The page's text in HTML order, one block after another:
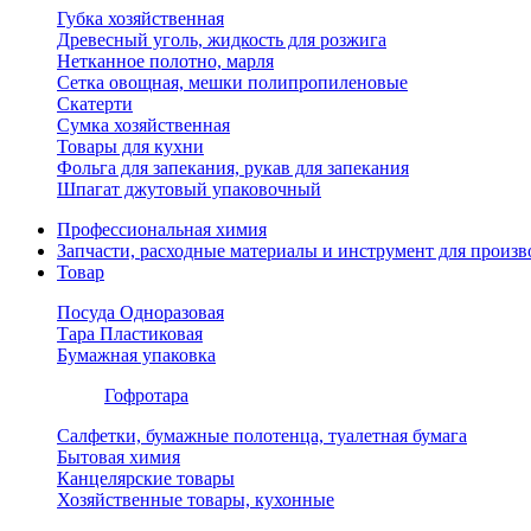
Губка хозяйственная
Древесный уголь, жидкость для розжига
Нетканное полотно, марля
Сетка овощная, мешки полипропиленовые
Скатерти
Сумка хозяйственная
Товары для кухни
Фольга для запекания, рукав для запекания
Шпагат джутовый упаковочный
Профессиональная химия
Запчасти, расходные материалы и инструмент для
Товар
Посуда Одноразовая
Тара Пластиковая
Бумажная упаковка
Гофротара
Салфетки, бумажные полотенца, туалетная бумага
Бытовая химия
Канцелярские товары
Хозяйственные товары, кухонные